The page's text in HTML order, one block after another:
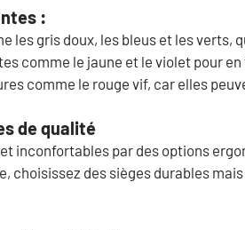
:
les gris doux, les bleus et les verts,
comme le jaune et le violet pour
comme le rouge vif, car elles
de qualité
inconfortables par des options
choisissez des sièges durables